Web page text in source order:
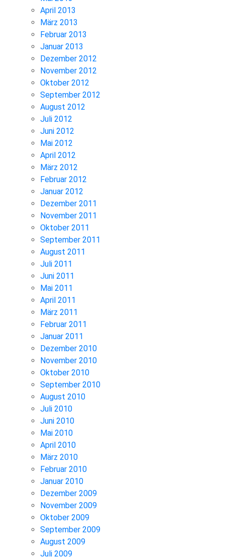
April 2013
März 2013
Februar 2013
Januar 2013
Dezember 2012
November 2012
Oktober 2012
September 2012
August 2012
Juli 2012
Juni 2012
Mai 2012
April 2012
März 2012
Februar 2012
Januar 2012
Dezember 2011
November 2011
Oktober 2011
September 2011
August 2011
Juli 2011
Juni 2011
Mai 2011
April 2011
März 2011
Februar 2011
Januar 2011
Dezember 2010
November 2010
Oktober 2010
September 2010
August 2010
Juli 2010
Juni 2010
Mai 2010
April 2010
März 2010
Februar 2010
Januar 2010
Dezember 2009
November 2009
Oktober 2009
September 2009
August 2009
Juli 2009